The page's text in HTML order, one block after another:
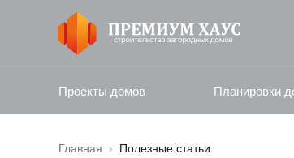
Проекты домов Планировки
Главная › Полезные статьи